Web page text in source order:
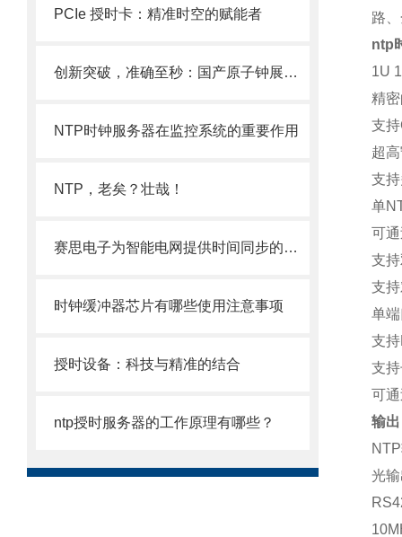
PCIe 授时卡：精准时空的赋能者
创新突破，准确至秒：国产原子钟展现*实力
NTP时钟服务器在监控系统的重要作用
NTP，老矣？壮哉！
赛思电子为智能电网提供时间同步的方法有哪些？
时钟缓冲器芯片有哪些使用注意事项
授时设备：科技与精准的结合
ntp授时服务器的工作原理有哪些？
路
ntp
1U
精
支
超
支
单
可
支
支
单
支
支
可
输
光